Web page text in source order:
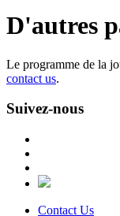
D'autres
Le programme de la
contact us.
Suivez-nous
Contact Us